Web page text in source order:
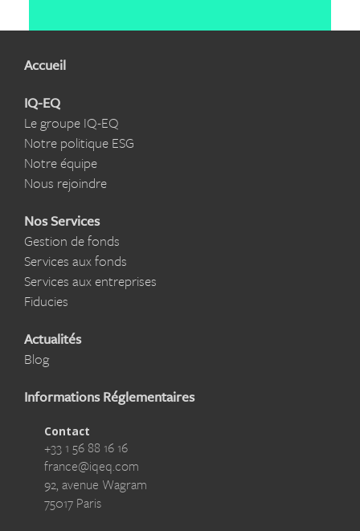
Accueil
IQ-EQ
Le groupe IQ-EQ
Notre politique ESG
Notre équipe
Nous rejoindre
Nos Services
Gestion de fonds
Services aux fonds
Services aux entreprises
Fiducies
Actualités
Blog
Informations Réglementaires
Contact
+33 1 56 88 16 16
france@iqeq.com
92, avenue Wagram
75017 Paris